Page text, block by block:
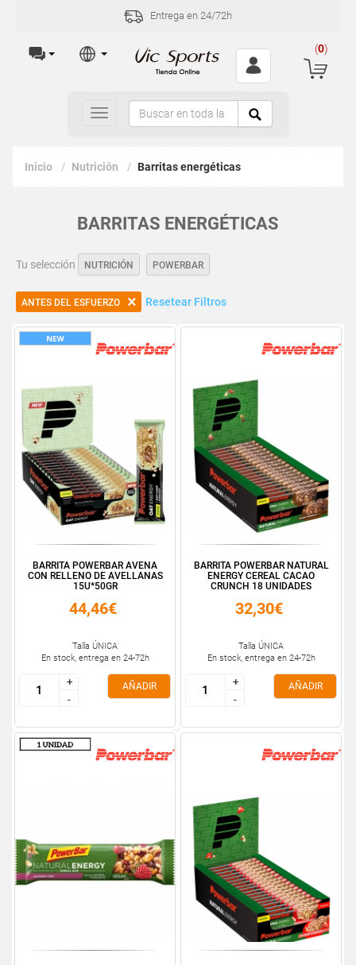
Entrega en 24/72h
(0)
Toggle
navigation
Inicio Nutrición Barritas energéticas
BARRITAS ENERGÉTICAS
Tu selección NUTRICIÓN POWERBAR
ANTES DEL ESFUERZO Resetear Filtros
BARRITA POWERBAR AVENA
CON RELLENO DE AVELLANAS
15U*50GR
44,46€
Talla ÚNICA
En stock, entrega en 24-72h
+
-
+
-
AÑADIR
BARRITA POWERBAR NATURAL
ENERGY CEREAL CACAO
CRUNCH 18 UNIDADES
32,30€
Talla ÚNICA
En stock, entrega en 24-72h
+
-
+
-
AÑADIR